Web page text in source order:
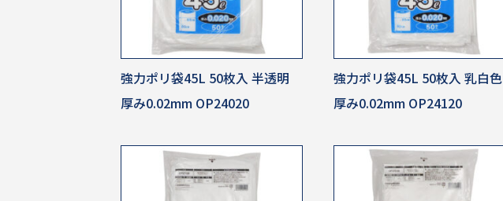
強力ポリ袋45L 50枚入 半透明
厚み0.02mm OP24020
強力ポリ袋45L 50枚入 乳白色
厚み0.02mm OP24120